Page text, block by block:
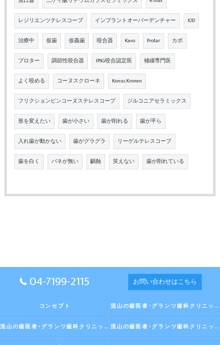
レジリエンツテレスコープ インプラントオーバーデンチャー IOD
治療中 仮歯 仮義歯 咬合器 Kavo Protar カボ
プロター 調節性咬合器 IPSG咬合認定医 補綴専門医
よく咬める コーヌスクローネ Konus Kronen
フリクションピンコーヌステレスコープ ジルコニアセラミックス
形を変えたい 歯が小さい 歯が削れる 歯が平ら
入れ歯が動かない 歯がグラグラ リーゲルテレスコープ
歯を白く バネが無い 齲蝕 笑えない 歯が削れている
04-7199-2115 お問い合わせはこちら
コンセプト 流山の歯医者･グランツ歯科クリニックの口コミ情報
流山の歯医者･グランツ歯科クリニックの評判 流山の歯医者･グランツ歯科クリニックのお客様の声